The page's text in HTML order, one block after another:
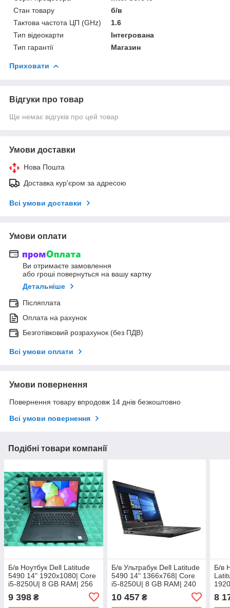
Стан товару
б/в
Тактова частота ЦП (GHz)
1.6
Тип відеокарти
Інтегрована
Тип гарантії
Магазин
Приховати
Відгуки про товар
Ще немає відгуків про цей товар
Умови доставки
Нова Пошта
Доставка кур'єром за адресою
Всі умови доставки
Умови оплати
Ви отримаєте замовлення
або гроші повернуться на вашу картку
Детальніше
Післяплата
Оплата на рахунок
Безготівковий розрахунок (без ПДВ)
Всі умови оплати
Умови повернення
Повернення товару впродовж 14 днів безкоштовно
Всі умови повернення
Подібні товари компанії
Б/в Ноутбук Dell Latitude
5490 14" 1920x1080| Core
i5-8250U| 8 GB RAM| 256
9 398 ₴
Б/в Ультрабук Dell Latitude
5490 14" 1366x768| Core
i5-8250U| 8 GB RAM| 240
10 457₴
Б/в
8